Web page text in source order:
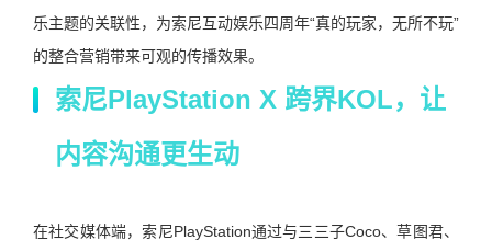
乐主题的关联性，为索尼互动娱乐四周年“真的玩家，无所不玩”
的整合营销带来可观的传播效果。
索尼PlayStation X 跨界KOL， 让
内容沟通更生动
在社交媒体端，索尼PlayStation通过与三三子Coco、草图君、